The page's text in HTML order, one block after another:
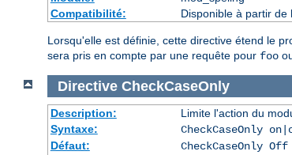
Compatibilité:
Disponible à partir de
Lorsqu'elle est définie, cette directive étend le
sera pris en compte par une requête pour foo
Directive CheckCaseOnly
Description:
Limite l'action du
Syntaxe:
CheckCaseOnly
Défaut:
CheckCaseOnly Off